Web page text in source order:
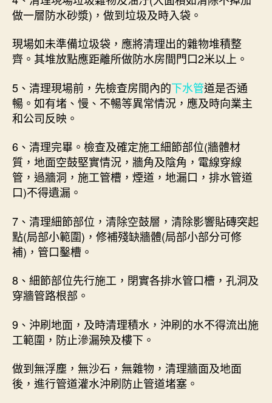
做一層防水砂漿)，做到垃圾及時入袋。
現場如未準備垃圾袋，應將清理出的雜物堆積整
齊。其堆放點應距離所做防水房間門口2米以上。
5、清理現場前，先檢查房間內的下水管道是否通
暢。如有堵、慢、不暢等異常情況，應及時向業主
和公司反映。
6、清理完畢。檢查及確定施工細節部位(牆體材
質，地面空鼓堅實情況，牆角及陰角，電線穿線
管，過牆洞，施工管槽，煙道，地漏口，排水管道
口)不得遺漏。
7、清理細節部位，清除空鼓層，清除影響貼磚突起
點(局部小範圍)，修補殘缺牆體(局部小部分可修
補)，管口鑿槽。
8、細節部位先行施工，閉實各排水管口槽，孔洞及
穿牆管路根部。
9、沖刷地面，及時清理積水，沖刷的水不得流出施
工範圍，防止滲漏殃及樓下。
做到無浮塵，無沙石，無雜物，清理牆面及地面
後，進行管道灌水沖刷防止管道堵塞。